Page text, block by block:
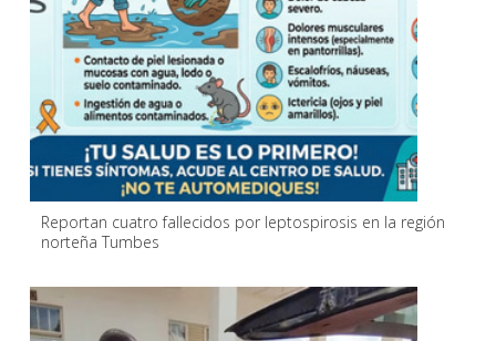
Reportan cuatro fallecidos por leptospirosis en la región
norteña Tumbes